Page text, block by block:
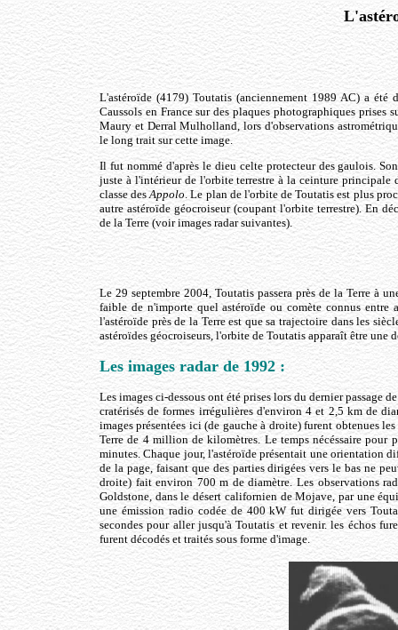
L'astéroïde (4179) Toutatis (anciennement 1989 AC) a
Caussols en France sur des plaques photographiques prises
Maury et Derral Mulholland, lors d'observations
le long trait sur cette image.
Il fut nommé d'après le dieu celte protecteur des gaulois.
juste à l'intérieur de l'orbite terrestre à la ceinture principale
classe desAppolo. Le plan de l'orbite de Toutatis est plus
autre astéroïde géocroiseur (coupant l'orbite terrestre). En
de la Terre (voir images radar suivantes).
Le 29 septembre 2004, Toutatis passera près de la Terre à
faible de n'importe quel astéroïde ou comète connus entre
l'astéroïde près de la Terre est que sa trajectoire dans les
astéroïdes géocroiseurs, l'orbite de Toutatis apparaît être une
Les images radar de 1992 :
Les images ci-dessous ont été prises lors du dernier passage
cratérisés de formes irrégulières d'environ 4 et 2,5 km de
images présentées ici (de gauche à droite) furent obtenues
Terre de 4 million de kilomètres. Le temps nécéssaire pour
minutes. Chaque jour, l'astéroïde présentait une orientation
de la page, faisant que des parties dirigées vers le bas ne
droite) fait environ 700 m de diamètre. Les observations
Goldstone, dans le désert californien de Mojave, par une
une émission radio codée de 400 kW fut dirigée vers
secondes pour aller jusqu'à Toutatis et revenir. les échos
furent décodés et traités sous forme d'image.